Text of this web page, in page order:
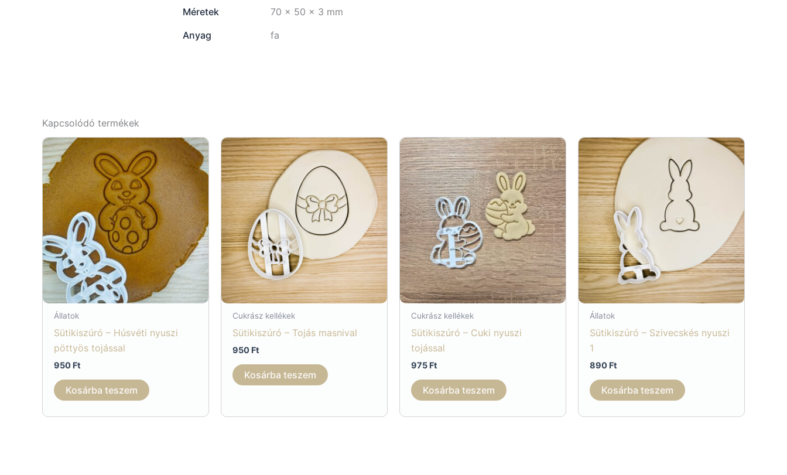
Méretek
70 × 50 × 3 mm
Anyag
fa
Kapcsolódó termékek
Állatok
Sütikiszúró – Húsvéti nyuszi
pöttyös tojással
950 Ft
Kosárba teszem
Cukrász kellékek
Sütikiszúró – Tojás masnival
950 Ft
Kosárba teszem
Cukrász kellékek
Sütikiszúró – Cuki nyuszi
tojással
975 Ft
Kosárba teszem
Állatok
Sütikiszúró – Szivecskés nyuszi
1
890 Ft
Kosárba teszem